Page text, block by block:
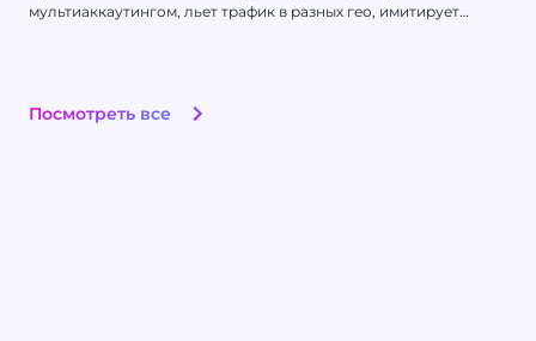
мультиаккаутингом, льет трафик в разных гео, имитирует
ресурсам, ограниченным в вашем регионам.
Посмотреть все